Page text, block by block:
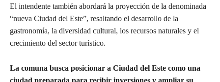
El intendente también abordará la proyección de la denominada
“nueva Ciudad del Este”, resaltando el desarrollo de la
gastronomía, la diversidad cultural, los recursos naturales y el
crecimiento del sector turístico.
La comuna busca posicionar a Ciudad del Este como una
ciudad preparada para recibir inversiones y ampliar su